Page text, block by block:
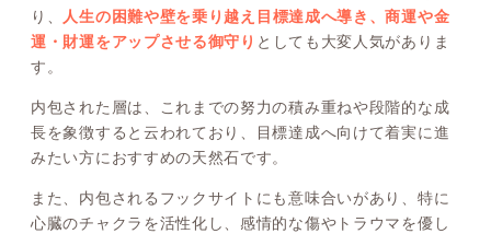
り、 人生の困難や壁を乗り越え目標達成へ導き、商運や金
運・財運をアップさせる御守り としても大変人気がありま
す。
内包された層は、これまでの努力の積み重ねや段階的な成
長を象徴すると云われており、目標達成へ向けて着実に進
みたい方におすすめの天然石です。
また、内包されるフックサイトにも意味合いがあり、特に
心臓のチャクラを活性化し、感情的な傷やトラウマを優し